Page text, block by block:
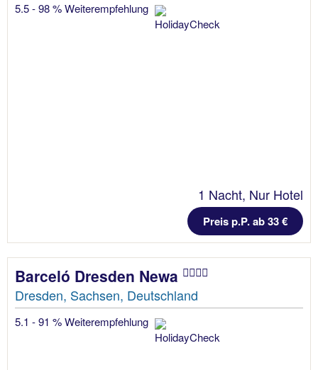
5.5 - 98 % Weiterempfehlung
1 Nacht, Nur Hotel
Preis p.P. ab 33 €
Barceló Dresden Newa
Dresden, Sachsen, Deutschland
5.1 - 91 % Weiterempfehlung